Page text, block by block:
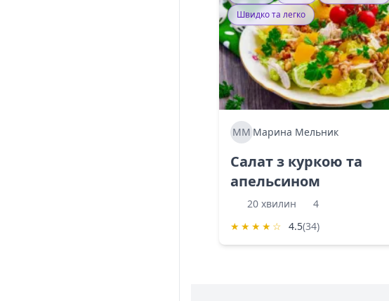
Швидко та легко
ММ Марина Мельник
Салат з куркою та
апельсином
20 хвилин
4
★ ★ ★ ★ ☆ 4.5(34)